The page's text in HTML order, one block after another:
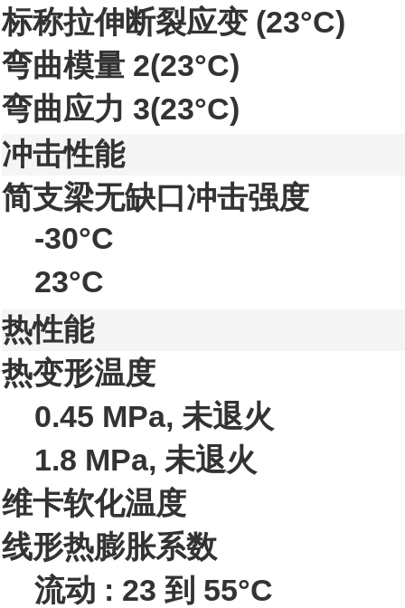
标称拉伸断裂应变 (23°C)
弯曲模量 2(23°C)
弯曲应力 3(23°C)
冲击性能
简支梁无缺口冲击强度
-30°C
23°C
热性能
热变形温度
0.45 MPa, 未退火
1.8 MPa, 未退火
维卡软化温度
线形热膨胀系数
流动 : 23 到 55°C